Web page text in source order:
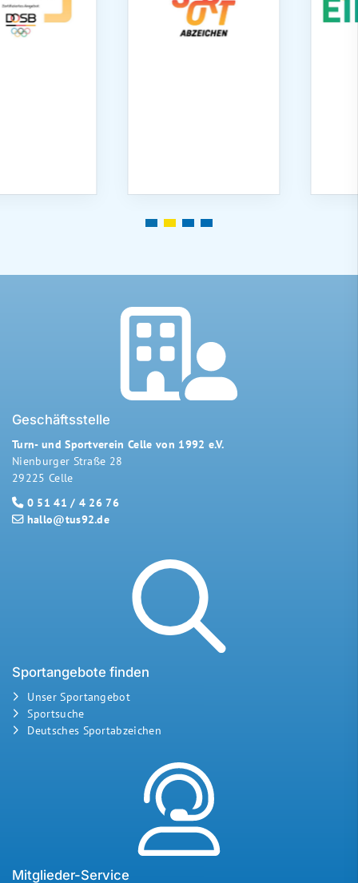
Geschäftsstelle
Turn- und Sportverein Celle von 1992 e.V.
Nienburger Straße 28
29225 Celle
0 51 41 / 4 26 76
hallo@tus92.de
Sportangebote finden
Unser Sportangebot
Sportsuche
Deutsches Sportabzeichen
Mitglieder-Service